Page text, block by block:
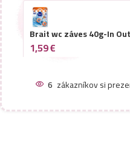
Brait wc záves 40g-In
1,59€
6 zákazníkov si